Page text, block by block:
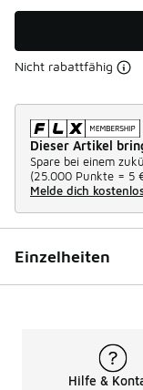
Nicht rabattfähig
Dieser Artikel
Spare bei einem
(25.000 Punkte = 5
Melde dich
Einzelheiten
Hilfe &